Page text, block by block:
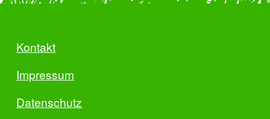
Kontakt
Impressum
Datenschutz